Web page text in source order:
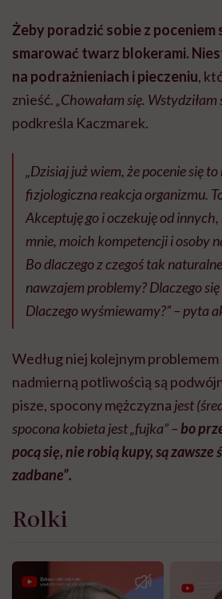
Żeby poradzić sobie z poceniem
smarować twarz blokerami.
na podrażnieniach i pieczeniu,
znieść.„Chowałam się. Wstydziłam
podkreśla Kaczmarek.
„Dzisiaj już wiem, że pocenie się
fizjologiczna reakcja organizmu.
Akceptuję go i oczekuję od
mnie, moich kompetencji i osoby
Bo dlaczego z czegoś tak
nawzajem problemy? Dlaczego
Dlaczego wyśmiewamy?” – pyta
Według niej kolejnym problemem
nadmierną potliwością są
pisze, spocony mężczyzna jest
spocona kobieta jest „fujka” – bo
pocą się, nie robią kupy, są zawsze
zadbane”.
Rolki